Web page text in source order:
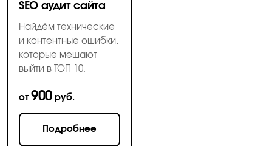
SEO аудит сайта
Найдём технические
и контентные ошибки,
которые мешают
выйти в ТОП 10.
от 900руб.
Подробнее